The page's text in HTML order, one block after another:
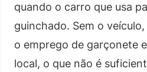
quando o carro que usa
guinchado. Sem o
o emprego de garçonete
local, o que não é